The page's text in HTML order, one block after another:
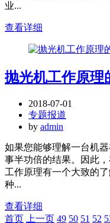
业...
查看详细
抛光机工作原理
2018-07-01
专题报道
by admin
如果您能够理解一台机
事半功倍的结果。因此
工作原理有一个大致的
种...
查看详细
首页
上一页 49 50 51 52